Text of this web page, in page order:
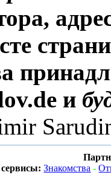
и
Знакомства -